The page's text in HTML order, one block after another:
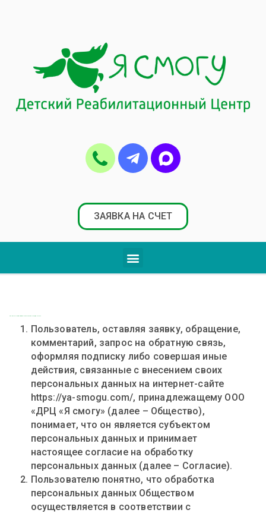
ЗАЯВКА НА СЧЕТ
Пользователь, оставляя заявку, обращение,
комментарий, запрос на обратную связь,
оформляя подписку либо совершая иные
действия, связанные с внесением своих
персональных данных на интернет-сайте
https://ya-smogu.com/, принадлежащему ООО
«ДРЦ «Я смогу» (далее – Общество),
понимает, что он является субъектом
персональных данных и принимает
настоящее согласие на обработку
персональных данных (далее – Согласие).
Пользователю понятно, что обработка
персональных данных Обществом
осуществляется в соответствии с